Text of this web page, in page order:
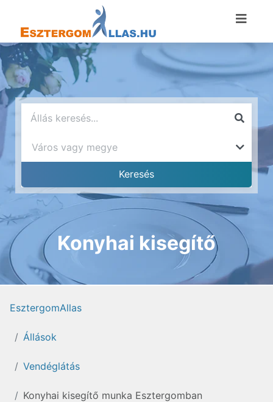
Konyhai kisegítő
EsztergomAllas
Állások
Vendéglátás
Konyhai kisegítő munka Esztergomban